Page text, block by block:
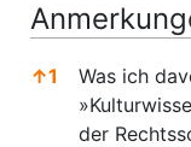
↑1
Was ich
der